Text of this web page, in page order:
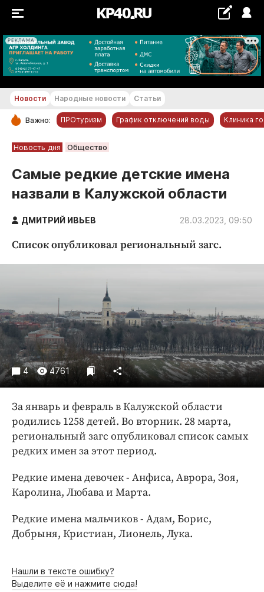
РЕКЛАМА
+19...+20 °С
РУБРИКИ
Новости компаний
Статьи
Народные новости
Авто и транспорт
Благоустройство
Недвижимость и ЖКХ
Образование
Общество
Погода
Праздники
Спорт
Экономика и бизнес
ПРОЕКТЫ
Блоги
Издания
Медиаперсона
Интересное чтиво
Бренд года
Работодатель года
Новости Народные новости Статьи
Важно: ПРОтуризм График отключений воды Клиника
Новость дня Общество
Самые редкие детские имена
назвали в Калужской области
ДМИТРИЙ ИВЬЕВ 28.03.2023, 09:50
Список опубликовал региональный загс.
4 4761
За январь и февраль в Калужской области
родились 1258 детей. Во вторник. 28 марта,
региональный загс опубликовал список самых
редких имен за этот период.
Редкие имена девочек - Анфиса, Аврора, Зоя,
Каролина, Любава и Марта.
Редкие имена мальчиков - Адам, Борис,
Добрыня, Кристиан, Лионель, Лука.
Нашли в тексте ошибку?
Выделите её и нажмите сюда!